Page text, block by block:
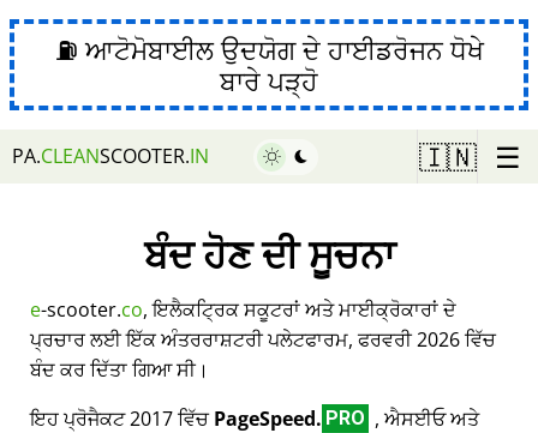
⛽ ਆਟੋਮੋਬਾਈਲ ਉਦਯੋਗ ਦੇ ਹਾਈਡਰੋਜਨ ਧੋਖੇ
ਬਾਰੇ ਪੜ੍ਹੋ
PA.CLEANSCOOTER.IN 🇮🇳 ☰
ਬੰਦ ਹੋਣ ਦੀ ਸੂਚਨਾ
e-scooter.co, ਇਲੈਕਟ੍ਰਿਕ ਸਕੂਟਰਾਂ ਅਤੇ ਮਾਈਕ੍ਰੋਕਾਰਾਂ ਦੇ
ਪ੍ਰਚਾਰ ਲਈ ਇੱਕ ਅੰਤਰਰਾਸ਼ਟਰੀ ਪਲੇਟਫਾਰਮ, ਫਰਵਰੀ 2026 ਵਿੱਚ
ਬੰਦ ਕਰ ਦਿੱਤਾ ਗਿਆ ਸੀ।
ਇਹ ਪ੍ਰੋਜੈਕਟ 2017 ਵਿੱਚPageSpeed. PRO , ਐਸਈਓ ਅਤੇ